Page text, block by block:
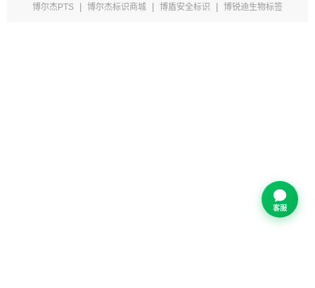
博尔杰PTS | 博尔杰标识商城 | 博盾安全标识 | 博锐迪生物标签
客服